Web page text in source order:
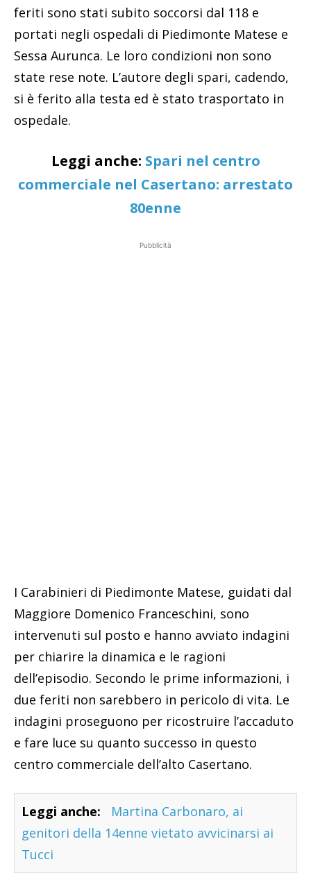
feriti sono stati subito soccorsi dal 118 e
portati negli ospedali di Piedimonte Matese e
Sessa Aurunca. Le loro condizioni non sono
state rese note. L’autore degli spari, cadendo,
si è ferito alla testa ed è stato trasportato in
ospedale.
Leggi anche: Spari nel centro
commerciale nel Casertano: arrestato
80enne
Pubblicità
I Carabinieri di Piedimonte Matese, guidati dal
Maggiore Domenico Franceschini, sono
intervenuti sul posto e hanno avviato indagini
per chiarire la dinamica e le ragioni
dell’episodio. Secondo le prime informazioni, i
due feriti non sarebbero in pericolo di vita. Le
indagini proseguono per ricostruire l’accaduto
e fare luce su quanto successo in questo
centro commerciale dell’alto Casertano.
Leggi anche:
Martina Carbonaro, ai
genitori della 14enne vietato avvicinarsi ai
Tucci